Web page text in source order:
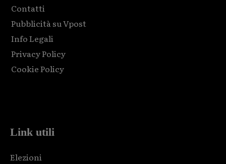
Contatti
Pubblicità su Vpost
Info Legali
Privacy Policy
Cookie Policy
Link utili
Elezioni